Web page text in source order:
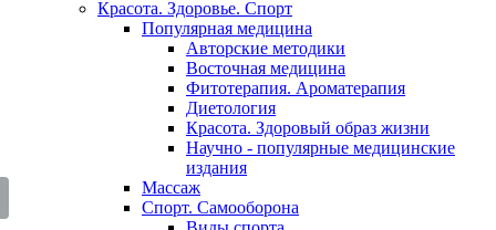
Красота. Здоровье. Спорт
Популярная медицина
Авторские методики
Восточная медицина
Фитотерапия. Ароматерапия
Диетология
Красота. Здоровый образ жизни
Научно - популярные медицинские
издания
Массаж
Спорт. Самооборона